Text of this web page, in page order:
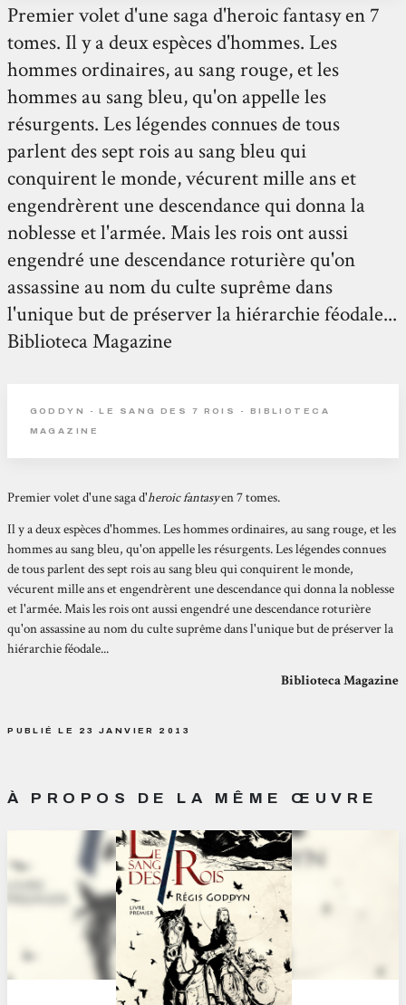
Premier volet d'une saga d'heroic fantasy en 7
tomes. Il y a deux espèces d'hommes. Les
hommes ordinaires, au sang rouge, et les
hommes au sang bleu, qu'on appelle les
résurgents. Les légendes connues de tous
parlent des sept rois au sang bleu qui
conquirent le monde, vécurent mille ans et
engendrèrent une descendance qui donna la
noblesse et l'armée. Mais les rois ont aussi
engendré une descendance roturière qu'on
assassine au nom du culte suprême dans
l'unique but de préserver la hiérarchie féodale...
Biblioteca Magazine
GODDYN - LE SANG DES 7 ROIS - BIBLIOTECA
MAGAZINE
Premier volet d'une saga d'heroic fantasyen 7 tomes.
Il y a deux espèces d'hommes. Les hommes ordinaires, au sang rouge, et les
hommes au sang bleu, qu'on appelle les résurgents. Les légendes connues
de tous parlent des sept rois au sang bleu qui conquirent le monde,
vécurent mille ans et engendrèrent une descendance qui donna la noblesse
et l'armée. Mais les rois ont aussi engendré une descendance roturière
qu'on assassine au nom du culte suprême dans l'unique but de préserver la
hiérarchie féodale...
Biblioteca Magazine
PUBLIÉ LE 23 JANVIER 2013
À PROPOS DE LA MÊME ŒUVRE